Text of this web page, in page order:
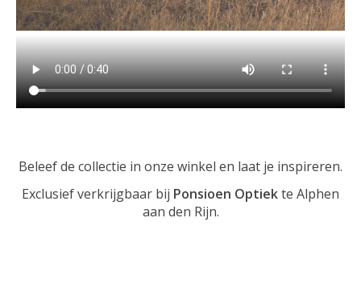
Beleef de collectie in onze winkel en laat je inspireren.
Exclusief verkrijgbaar bij Ponsioen Optiekte Alphen
aan den Rijn.